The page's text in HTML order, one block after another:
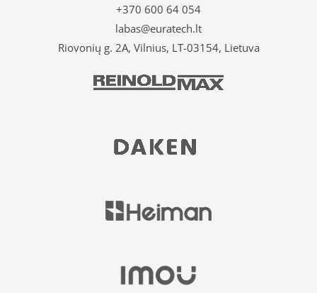
+370 600 64 054
labas@euratech.lt
Riovonių g. 2A, Vilnius, LT-03154, Lietuva